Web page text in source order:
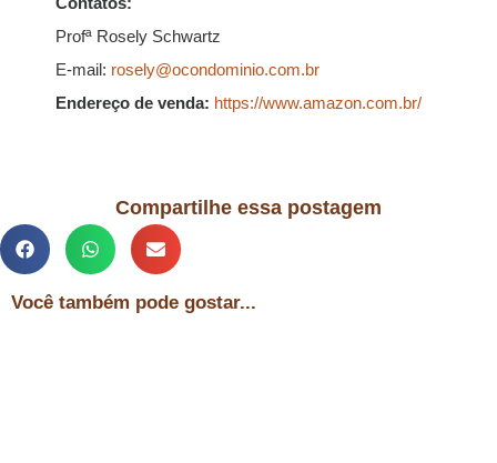
Profª Rosely Schwartz
E-mail: rosely@ocondominio.com.br
Endereço de venda: https://www.amazon.com.br/
Compartilhe essa postagem
Você também pode gostar...